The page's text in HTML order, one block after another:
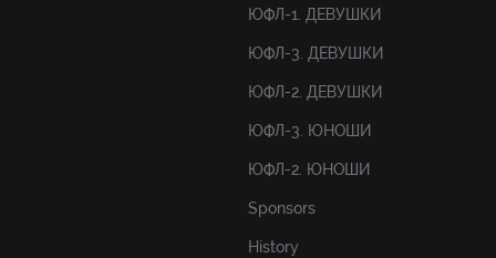
ЮФЛ-1. ДЕВУШКИ
ЮФЛ-3. ДЕВУШКИ
ЮФЛ-2. ДЕВУШКИ
ЮФЛ-3. ЮНОШИ
ЮФЛ-2. ЮНОШИ
Sponsors
History